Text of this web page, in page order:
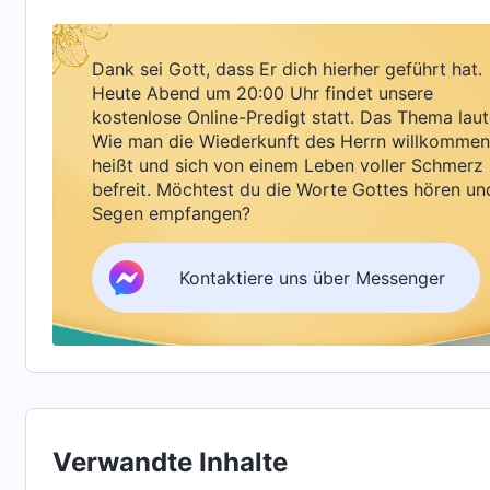
Ich schwöre bei meinem Leben, dass ich Dich
verraten werde.“ Als ich wiederholt zu Gott
gottlosen Polizisten sahen, dass ich kaum
verantwortlich gemacht würden, daher
schon steif geworden und die Handschellen
Hätten sie noch mehr Kraft aufgewendet,
Polizisten brauchten mehrere Minuten zum
Wartezimmer des Vernehmungsraums
Am nächsten Nachmittag hängte mir die
zurück nach Hause, um dort alles zu
Untersuchungsgefängnis. Sofort als ich das
Gefängnisbeamte meine Baumwolljacke,
Dank sei Gott, dass Er dich hierher geführt hat.
Heute Abend um 20:00 Uhr findet unsere
kostenlose Online-Predigt statt. Das Thema
Wie man die Wiederkunft des Herrn willkommen
heißt und sich von einem Leben voller Schmerz
befreit. Möchtest du die Worte Gottes hören
Segen empfangen?
Kontaktiere uns über Messenger
Verwandte Inhalte